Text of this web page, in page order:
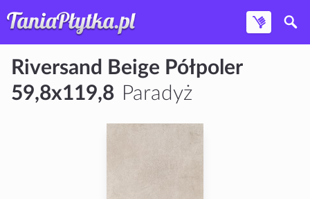
Riversand Beige Półpoler
59,8x119,8 Paradyż